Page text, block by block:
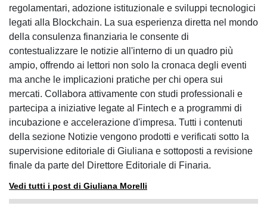
regolamentari, adozione istituzionale e sviluppi tecnologici
legati alla Blockchain. La sua esperienza diretta nel mondo
della consulenza finanziaria le consente di
contestualizzare le notizie all'interno di un quadro più
ampio, offrendo ai lettori non solo la cronaca degli eventi
ma anche le implicazioni pratiche per chi opera sui
mercati. Collabora attivamente con studi professionali e
partecipa a iniziative legate al Fintech e a programmi di
incubazione e accelerazione d'impresa. Tutti i contenuti
della sezione Notizie vengono prodotti e verificati sotto la
supervisione editoriale di Giuliana e sottoposti a revisione
finale da parte del Direttore Editoriale di Finaria.
Vedi tutti i post di Giuliana Morelli